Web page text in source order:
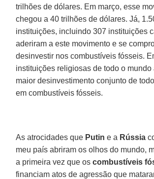
trilhões de dólares. Em março, esse
chegou a 40 trilhões de dólares. Já,
instituições, incluindo 307 instituições
aderiram a este movimento e se
desinvestir nos combustíveis fósseis.
instituições religiosas de todo o mundo
maior desinvestimento conjunto de
em combustíveis fósseis.
As atrocidades que Putin e a Rússia
meu país abriram os olhos do mundo,
a primeira vez que oscombustíveis
financiam atos de agressão que